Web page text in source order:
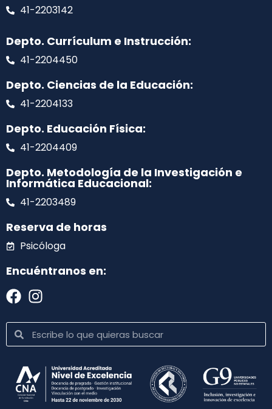
41-2203142
Depto. Currículum e Instrucción:
41-2204450
Depto. Ciencias de la Educación:
41-2204133
Depto. Educación Física:
41-2204409
Depto. Metodología de la Investigación e
Informática Educacional:
41-2203489
Reserva de horas
Psicóloga
Encuéntranos en: